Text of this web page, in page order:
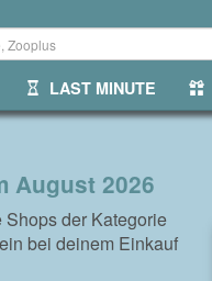
LAST MINUTE
August 2026
der Kategorie
bei deinem Einkauf